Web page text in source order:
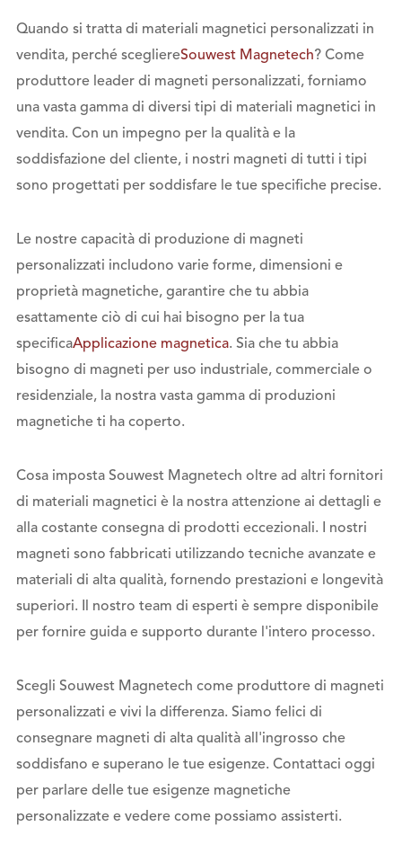
Quando si tratta di materiali magnetici personalizzati in
vendita, perché scegliereSouwest Magnetech? Come
produttore leader di magneti personalizzati, forniamo
una vasta gamma di diversi tipi di materiali magnetici in
vendita. Con un impegno per la qualità e la
soddisfazione del cliente, i nostri magneti di tutti i tipi
sono progettati per soddisfare le tue specifiche precise.
Le nostre capacità di produzione di magneti
personalizzati includono varie forme, dimensioni e
proprietà magnetiche, garantire che tu abbia
esattamente ciò di cui hai bisogno per la tua
specificaApplicazione magnetica. Sia che tu abbia
bisogno di magneti per uso industriale, commerciale o
residenziale, la nostra vasta gamma di produzioni
magnetiche ti ha coperto.
Cosa imposta Souwest Magnetech oltre ad altri fornitori
di materiali magnetici è la nostra attenzione ai dettagli e
alla costante consegna di prodotti eccezionali. I nostri
magneti sono fabbricati utilizzando tecniche avanzate e
materiali di alta qualità, fornendo prestazioni e longevità
superiori. Il nostro team di esperti è sempre disponibile
per fornire guida e supporto durante l'intero processo.
Scegli Souwest Magnetech come produttore di magneti
personalizzati e vivi la differenza. Siamo felici di
consegnare magneti di alta qualità all'ingrosso che
soddisfano e superano le tue esigenze. Contattaci oggi
per parlare delle tue esigenze magnetiche
personalizzate e vedere come possiamo assisterti.